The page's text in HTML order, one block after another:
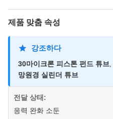
제품 맞춤 속성
강조하다
30마이크론 피스톤 펀드 튜브
망원경 실린더 튜브
전달 상태:
응력 완화 소둔